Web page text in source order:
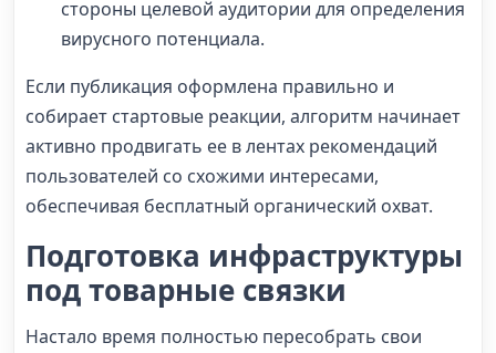
стороны целевой аудитории для определения
вирусного потенциала.
Если публикация оформлена правильно и
собирает стартовые реакции, алгоритм начинает
активно продвигать ее в лентах рекомендаций
пользователей со схожими интересами,
обеспечивая бесплатный органический охват.
Подготовка инфраструктуры
под товарные связки
Настало время полностью пересобрать свои